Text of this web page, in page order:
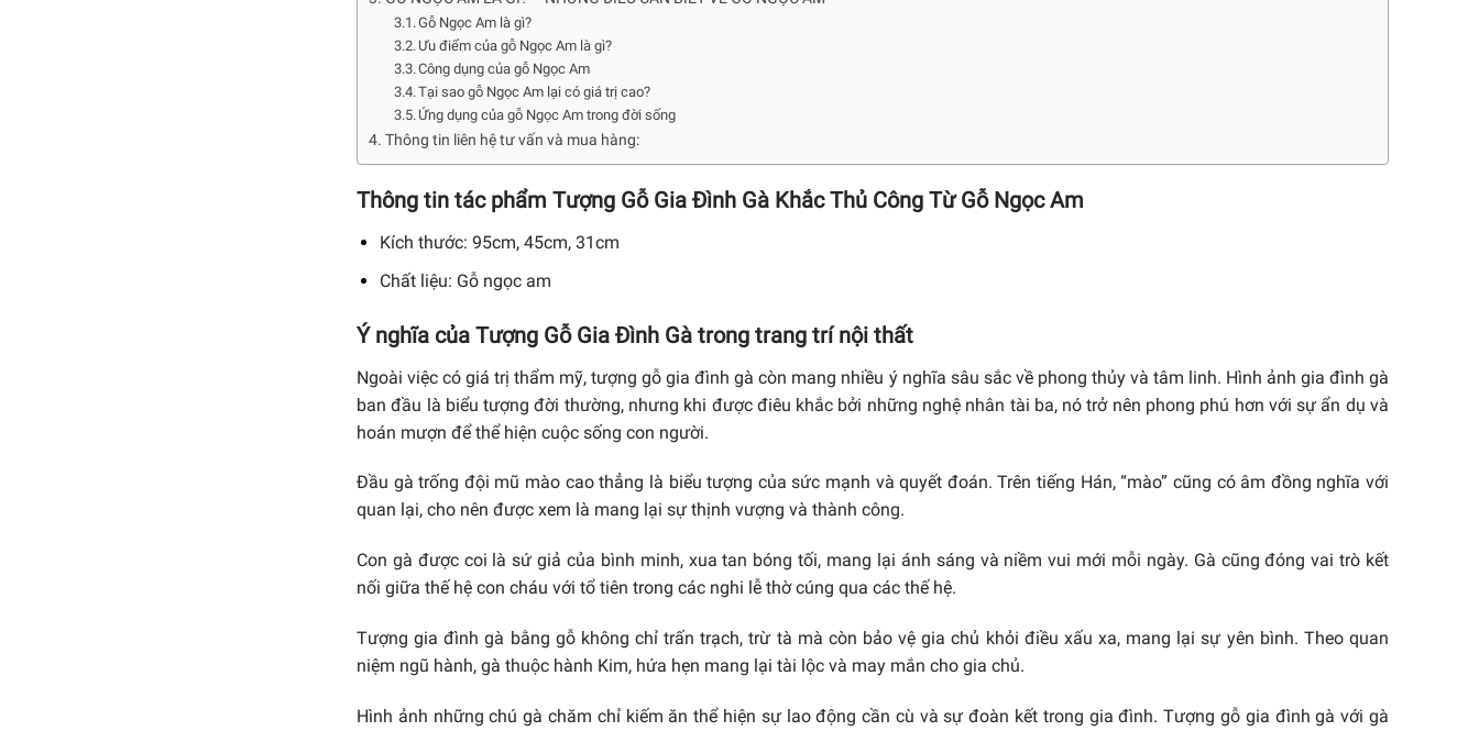
Gỗ Ngọc Am là gì?
Ưu điểm của gỗ Ngọc Am là gì?
Công dụng của gỗ Ngọc Am
Tại sao gỗ Ngọc Am lại có giá trị cao?
Ứng dụng của gỗ Ngọc Am trong đời sống
Thông tin liên hệ tư vấn và mua hàng:
Thông tin tác phẩm Tượng Gỗ Gia Đình Gà Khắc Thủ Công Từ Gỗ Ngọc Am
Kích thước: 95cm, 45cm, 31cm
Chất liệu: Gỗ ngọc am
Ý nghĩa của Tượng Gỗ Gia Đình Gà trong trang trí nội thất
Ngoài việc có giá trị thẩm mỹ, tượng gỗ gia đình gà còn mang nhiều ý nghĩa sâu sắc về phong thủy và tâm linh. Hình ảnh gia đình gà
ban đầu là biểu tượng đời thường, nhưng khi được điêu khắc bởi những nghệ nhân tài ba, nó trở nên phong phú hơn với sự ẩn dụ và
hoán mượn để thể hiện cuộc sống con người.
Đầu gà trống đội mũ mào cao thẳng là biểu tượng của sức mạnh và quyết đoán. Trên tiếng Hán, “mào” cũng có âm đồng nghĩa với
quan lại, cho nên được xem là mang lại sự thịnh vượng và thành công.
Con gà được coi là sứ giả của bình minh, xua tan bóng tối, mang lại ánh sáng và niềm vui mới mỗi ngày. Gà cũng đóng vai trò kết
nối giữa thế hệ con cháu với tổ tiên trong các nghi lễ thờ cúng qua các thế hệ.
Tượng gia đình gà bằng gỗ không chỉ trấn trạch, trừ tà mà còn bảo vệ gia chủ khỏi điều xấu xa, mang lại sự yên bình. Theo quan
niệm ngũ hành, gà thuộc hành Kim, hứa hẹn mang lại tài lộc và may mắn cho gia chủ.
Hình ảnh những chú gà chăm chỉ kiếm ăn thể hiện sự lao động cần cù và sự đoàn kết trong gia đình. Tượng gỗ gia đình gà với gà